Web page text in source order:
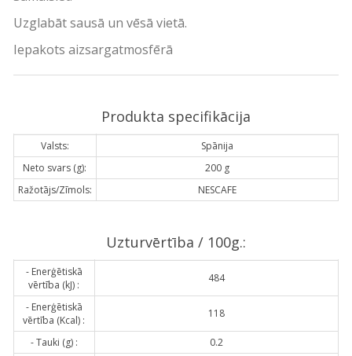
Uzglabāt sausā un vēsā vietā.
Iepakots aizsargatmosfērā
Produkta specifikācija
Valsts:
Spānija
Neto svars (g):
200 g
Ražotājs/Zīmols:
NESCAFE
Uzturvērtība / 100g.:
- Enerģētiskā
vērtība (kJ) :
484
- Enerģētiskā
vērtība (Kcal) :
118
- Tauki (g) :
0.2